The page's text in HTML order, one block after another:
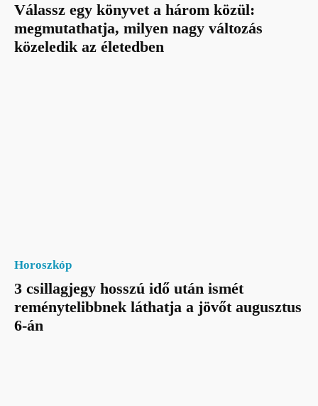
Válassz egy könyvet a három közül:
megmutathatja, milyen nagy változás
közeledik az életedben
Horoszkóp
3 csillagjegy hosszú idő után ismét
reménytelibbnek láthatja a jövőt augusztus
6-án